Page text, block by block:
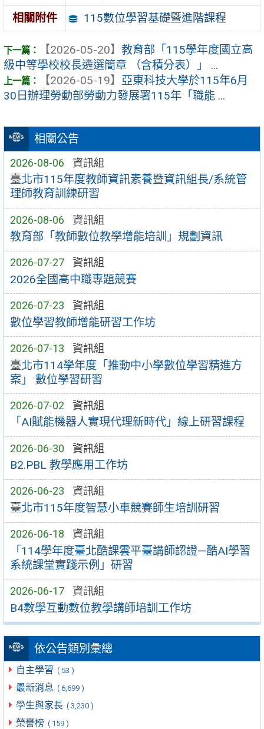
相關公告
2026-08-06 資訊組
臺北市115年度教師資訊素養暨資訊組長/系統管
理師教育訓練研習
2026-08-06 資訊組
教育部「教師數位教學增能培訓」規劃資訊
2026-07-27 資訊組
2026全國高中職專題競賽
2026-07-23 資訊組
數位學習教師增能研習工作坊
2026-07-13 資訊組
臺北市114學年度「推動中小學數位學習精進方
案」 數位學習研習
2026-07-02 資訊組
「AI賦能機器人實現代理新時代」線上研習課程
2026-06-30 資訊組
B2.PBL 教學應用工作坊
2026-06-23 資訊組
臺北市115年度智慧小車競賽師生培訓研習
2026-06-18 資訊組
「114學年度臺北酷課雲平臺講師認證—酷AI學習
系統課堂實踐示例」研習
2026-06-17 資訊組
B4數學互動數位教學講師培訓工作坊
依公告類別彙總
自主學習 ( 53 )
最新消息 ( 6,699 )
學生與家長 ( 3,230 )
榮譽榜 ( 159 )
相關附件
115數位學習基礎暨進階課程
【2026-05-20】 教育部「115學年度國立高
級中等學校校長遴選簡章 （含積分表）」 ...
【2026-05-19】 亞東科技大學於115年6月
30日辦理勞動部勞動力發展署115年「職能 ...